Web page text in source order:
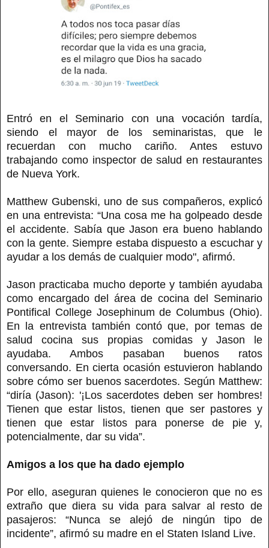
Entró en el Seminario con una vocación tardía,
siendo el mayor de los seminaristas, que le
recuerdan con mucho cariño. Antes estuvo
trabajando como inspector de salud en restaurantes
de Nueva York.
Matthew Gubenski, uno de sus compañeros, explicó
en una entrevista: “Una cosa me ha golpeado desde
el accidente. Sabía que Jason era bueno hablando
con la gente. Siempre estaba dispuesto a escuchar y
ayudar a los demás de cualquier modo", afirmó.
Jason practicaba mucho deporte y también ayudaba
como encargado del área de cocina del Seminario
Pontifical College Josephinum de Columbus (Ohio).
En la entrevista también contó que, por temas de
salud cocina sus propias comidas y Jason le
ayudaba. Ambos pasaban buenos ratos
conversando. En cierta ocasión estuvieron hablando
sobre cómo ser buenos sacerdotes. Según Matthew:
“diría (Jason): '¡Los sacerdotes deben ser hombres!
Tienen que estar listos, tienen que ser pastores y
tienen que estar listos para ponerse de pie y,
potencialmente, dar su vida”.
Amigos a los que ha dado ejemplo
Por ello, aseguran quienes le conocieron que no es
extraño que diera su vida para salvar al resto de
pasajeros: “Nunca se alejó de ningún tipo de
incidente”, afirmó su madre en el Staten Island Live.